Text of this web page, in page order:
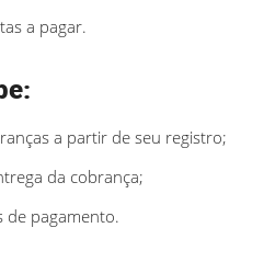
a pagar.
a partir de seu registro;
da cobrança;
de pagamento.